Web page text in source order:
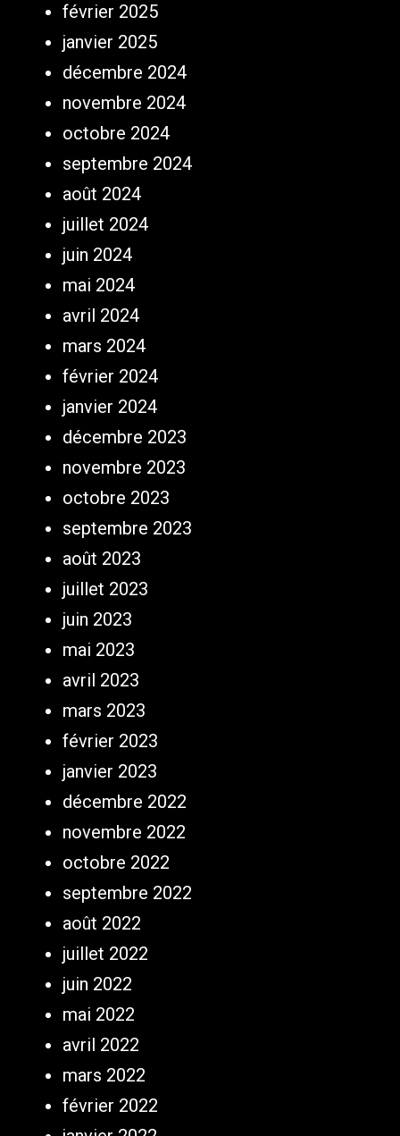
février 2025
janvier 2025
décembre 2024
novembre 2024
octobre 2024
septembre 2024
août 2024
juillet 2024
juin 2024
mai 2024
avril 2024
mars 2024
février 2024
janvier 2024
décembre 2023
novembre 2023
octobre 2023
septembre 2023
août 2023
juillet 2023
juin 2023
mai 2023
avril 2023
mars 2023
février 2023
janvier 2023
décembre 2022
novembre 2022
octobre 2022
septembre 2022
août 2022
juillet 2022
juin 2022
mai 2022
avril 2022
mars 2022
février 2022